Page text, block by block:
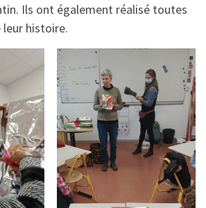
Ils ont également réalisé toutes
histoire.